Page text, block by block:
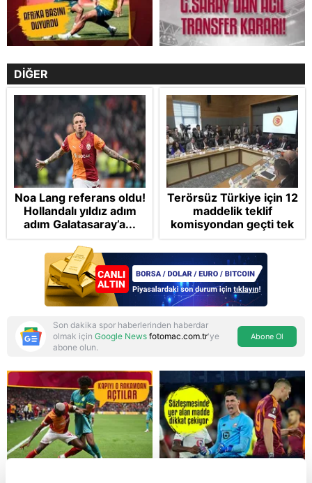
Reddet
DİĞER
Noa Lang referans oldu!
Hollandalı yıldız adım
adım Galatasaray’a...
Terörsüz Türkiye için 12
maddelik teklif
komisyondan geçti tek
madde değişti!
Soruşturma ve cezalar
hangi şartlarda
ertelenecek?
Son dakika spor haberlerinden haberdar
olmak için Google News fotomac.com.tr'ye
abone olun.
Abone Ol